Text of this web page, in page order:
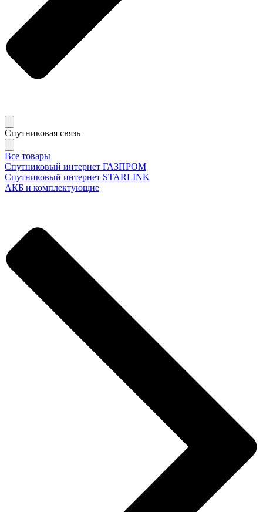
Спутниковая связь
Все товары
Спутниковый интернет ГАЗПРОМ
Спутниковый интернет STARLINK
АКБ и комплектующие